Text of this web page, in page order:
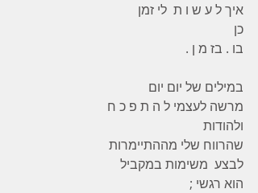
איך ל ע ש ו ת  לי זמן
כן
בו . בז מ ן .
במילים של יום יום
מרשה לעצמי ל ה ת פ כ ח
ולהודות
שהרווח שלי מההתיימרות
לבצע  משימות במקביל
הוא רגשי ;